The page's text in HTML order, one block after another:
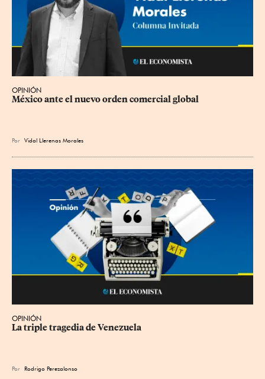
OPINIÓN
México ante el nuevo orden comercial global
Por Vidal Llerenas Morales
OPINIÓN
La triple tragedia de Venezuela
Por Rodrigo Perezalonso